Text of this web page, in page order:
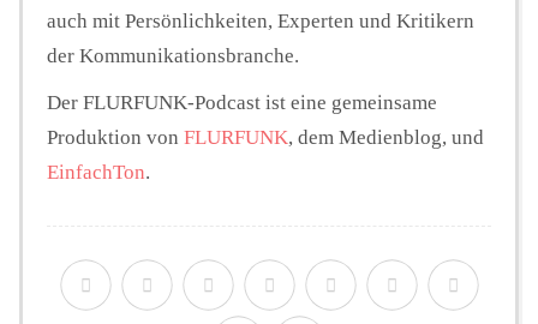
auch mit Persönlichkeiten, Experten und Kritikern
der Kommunikationsbranche.
Der FLURFUNK-Podcast ist eine gemeinsame
Produktion von FLURFUNK, dem Medienblog, und
EinfachTon.